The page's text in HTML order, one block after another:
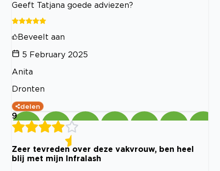
Geeft Tatjana goede adviezen?
Beveelt aan
5 February 2025
Anita
Dronten
delen
9
Zeer tevreden over deze vakvrouw, ben heel
blij met mijn Infralash